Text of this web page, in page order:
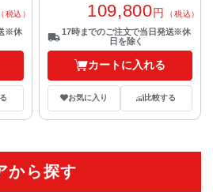
（税込）
※休
109,800円 （税込）
17時までのご注文で当日発送※休
日を除く
カートに入れる
お気に入り 比較する
から探す